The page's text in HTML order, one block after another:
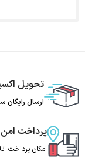
تحویل
ارسال رایگان
پرداخت امن
امکان پرداخت